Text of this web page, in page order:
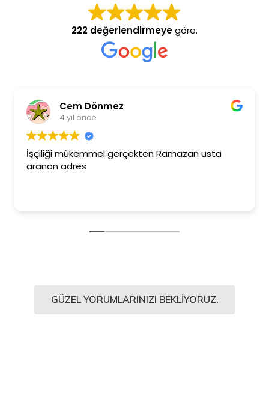
222 değerlendirmeyegöre.
gerçekten Ramazan usta
Burcu
Ramazan beye
GÜZEL YORUMLARINIZI BEKLIYORUZ.